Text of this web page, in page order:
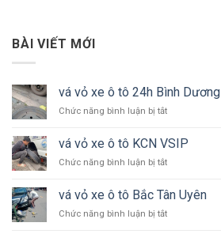
BÀI VIẾT MỚI
vá vỏ xe ô tô 24h Bình Dương
Chức năng bình luận bị tắtở
vỏ
xe
ô
24h
Dương
vá vỏ xe ô tô KCN VSIP
Chức năng bình luận bị tắtở
vỏ
xe
ô
vá vỏ xe ô tô Bắc Tân Uyên
Chức năng bình luận bị tắtở